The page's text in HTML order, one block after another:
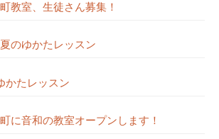
教室、生徒さん募集！
のゆかたレッスン
かたレッスン
に音和の教室オープンします！